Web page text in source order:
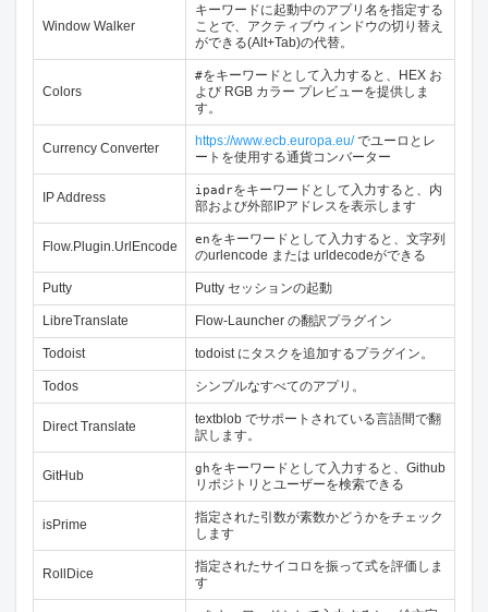
Window Walker
キーワードに起動中のアプリ名を指定する
ことで、アクティブウィンドウの切り替え
ができる(Alt+Tab)の代替。
Colors
#をキーワードとして入力すると、HEX お
よび RGB カラー プレビューを提供しま
す。
Currency Converter https://www.ecb.europa.eu/でユーロとレ
ートを使用する通貨コンバーター
IP Address ipadrをキーワードとして入力すると、内
部および外部IPアドレスを表示します
Flow.Plugin.UrlEncode enをキーワードとして入力すると、文字列
のurlencode または urldecodeができる
Putty Putty セッションの起動
LibreTranslate Flow-Launcher の翻訳プラグイン
Todoist todoist にタスクを追加するプラグイン。
Todos シンプルなすべてのアプリ。
Direct Translate
textblob でサポートされている言語間で翻
訳します。
GitHub ghをキーワードとして入力すると、Github
リポジトリとユーザーを検索できる
isPrime
指定された引数が素数かどうかをチェック
します
RollDice
指定されたサイコロを振って式を評価しま
す